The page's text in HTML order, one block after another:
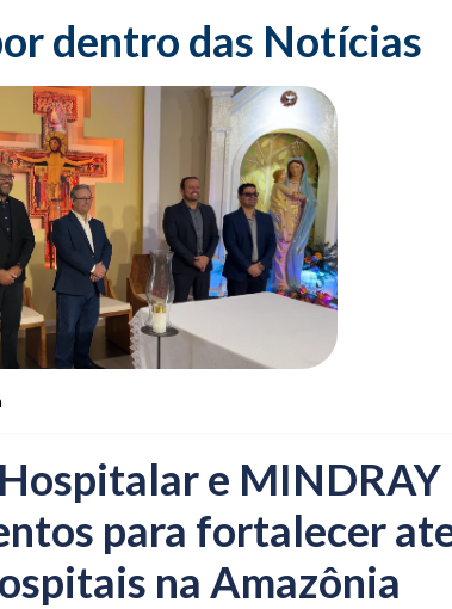
dentro das Notícias
e MINDRAY
para fortalecer
na Amazônia